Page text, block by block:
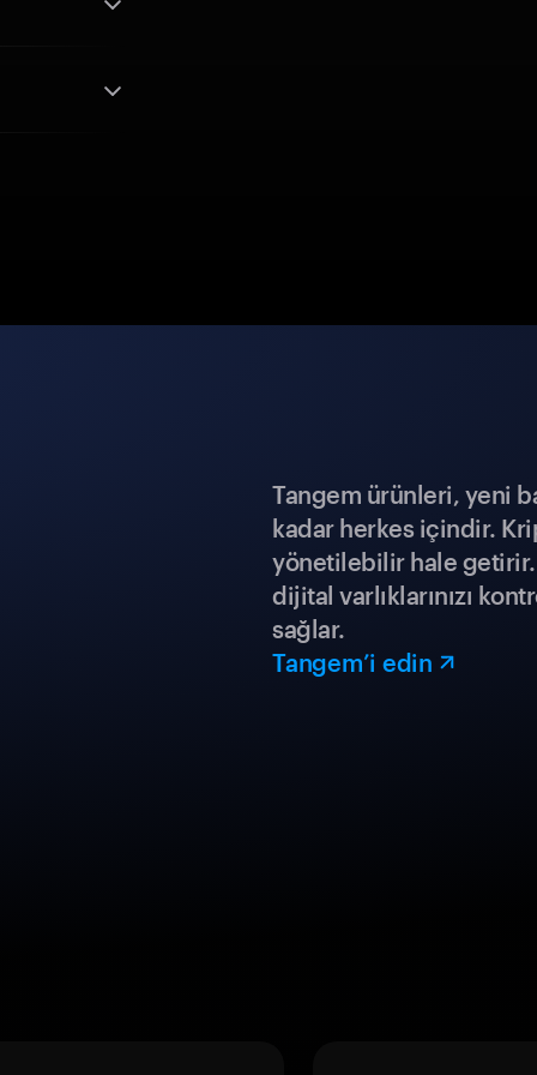
Tangem ürünleri, yeni
kadar herkes içindir.
yönetilebilir hale
dijital varlıklarınızı
sağlar.
Tangem’i edin